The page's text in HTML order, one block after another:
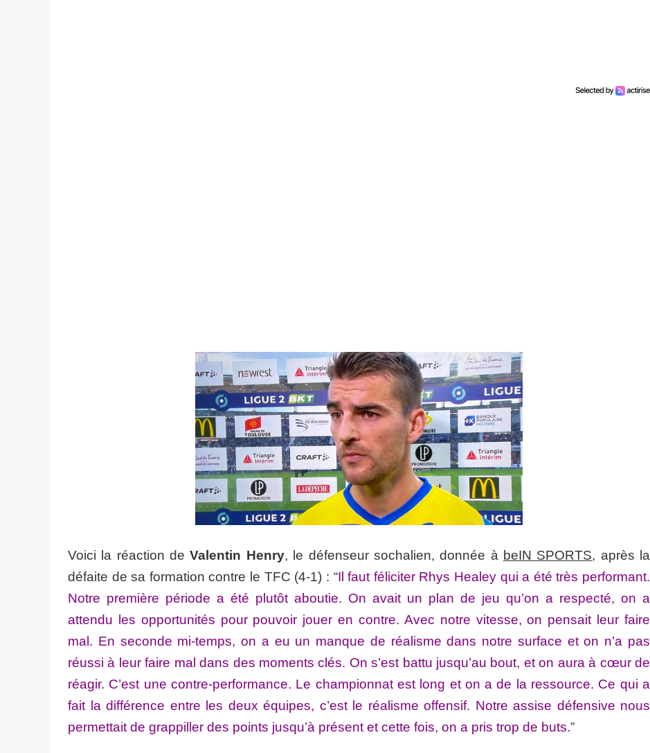
Voici la réaction deValentin Henry, le défenseur sochalien, donnée à beIN SPORTS, après la
défaite de sa formation contre le TFC (4-1) : “Il faut féliciter Rhys Healey qui a été très performant.
Notre première période a été plutôt aboutie. On avait un plan de jeu qu’on a respecté, on a
attendu les opportunités pour pouvoir jouer en contre. Avec notre vitesse, on pensait leur faire
mal. En seconde mi-temps, on a eu un manque de réalisme dans notre surface et on n’a pas
réussi à leur faire mal dans des moments clés. On s’est battu jusqu’au bout, et on aura à cœur de
réagir. C’est une contre-performance. Le championnat est long et on a de la ressource. Ce qui a
fait la différence entre les deux équipes, c’est le réalisme offensif. Notre assise défensive nous
permettait de grappiller des points jusqu’à présent et cette fois, on a pris trop de buts.”